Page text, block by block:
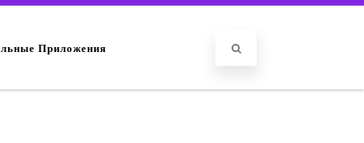
Приложения